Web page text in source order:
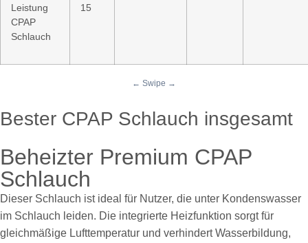
Leistung
CPAP
Schlauch
15
Bester CPAP Schlauch insgesamt
Beheizter Premium CPAP
Schlauch
Dieser Schlauch ist ideal für Nutzer, die unter Kondenswasser
im Schlauch leiden. Die integrierte Heizfunktion sorgt für
gleichmäßige Lufttemperatur und verhindert Wasserbildung,